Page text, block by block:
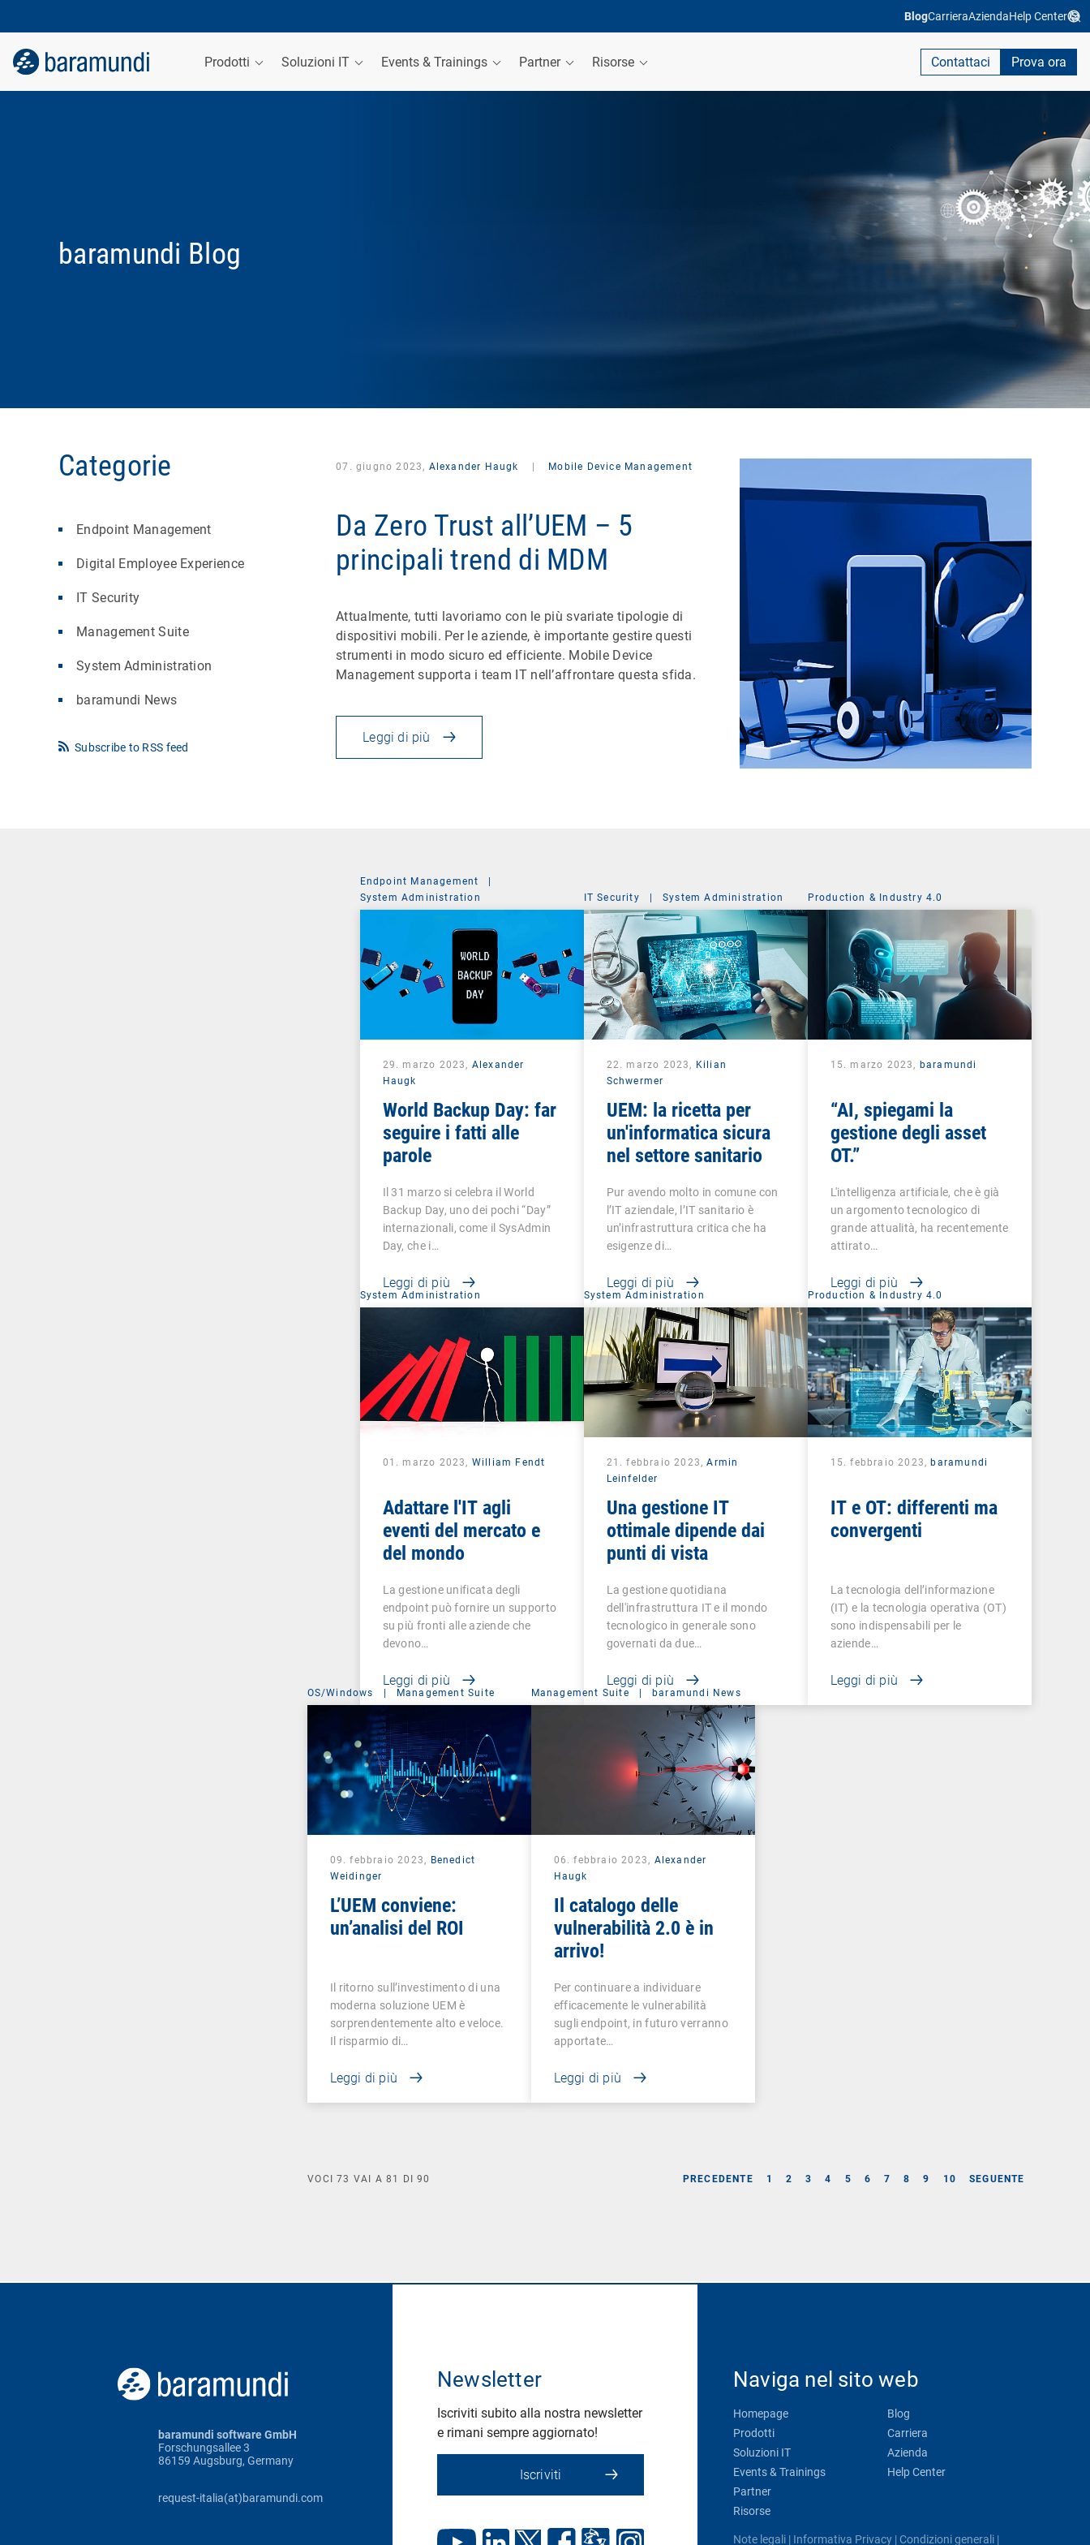
BlogCarrieraAziendaHelp Center
Prodotti Soluzioni IT Events & Trainings Partner Risorse Contattaci Prova ora
baramundi Blog
Categorie
Endpoint Management
Digital Employee Experience
IT Security
Management Suite
System Administration
baramundi News
Subscribe to RSS feed
07. giugno 2023, Alexander Haugk Mobile Device Management
Da Zero Trust all’UEM – 5
principali trend di MDM
Attualmente, tutti lavoriamo con le più svariate tipologie di
dispositivi mobili. Per le aziende, è importante gestire questi
strumenti in modo sicuro ed efficiente. Mobile Device
Management supporta i team IT nell’affrontare questa sfida.
Leggi di più
Endpoint Management
|
System Administration
29. marzo 2023, Alexander
Haugk
World Backup Day: far
seguire i fatti alle
parole
Il 31 marzo si celebra il World
Backup Day, uno dei pochi “Day”
internazionali, come il SysAdmin
Day, che i…
Leggi di più
IT Security | System Administration
22. marzo 2023, Kilian
Schwermer
UEM: la ricetta per
un'informatica sicura
nel settore sanitario
Pur avendo molto in comune con
l’IT aziendale, l’IT sanitario è
un’infrastruttura critica che ha
esigenze di…
Leggi di più
Production & Industry 4.0
15. marzo 2023, baramundi
“AI, spiegami la
gestione degli asset
OT.”
L'intelligenza artificiale, che è già
un argomento tecnologico di
grande attualità, ha recentemente
attirato…
Leggi di più
System Administration
01. marzo 2023, William Fendt
Adattare l'IT agli
eventi del mercato e
del mondo
La gestione unificata degli
endpoint può fornire un supporto
su più fronti alle aziende che
devono…
Leggi di più
System Administration
21. febbraio 2023,Armin
Leinfelder
Una gestione IT
ottimale dipende dai
punti di vista
La gestione quotidiana
dell'infrastruttura IT e il mondo
tecnologico in generale sono
governati da due…
Leggi di più
Production & Industry 4.0
15. febbraio 2023,baramundi
IT e OT: differenti ma
convergenti
La tecnologia dell’informazione
(IT) e la tecnologia operativa (OT)
sono indispensabili per le
aziende…
Leggi di più
OS/Windows | Management Suite
09. febbraio 2023, Benedict
Weidinger
L’UEM conviene:
un’analisi del ROI
Il ritorno sull’investimento di una
moderna soluzione UEM è
sorprendentemente alto e veloce.
Il risparmio di…
Leggi di più
Management Suite | baramundi News
06. febbraio 2023, Alexander
Haugk
Il catalogo delle
vulnerabilità 2.0 è in
arrivo!
Per continuare a individuare
efficacemente le vulnerabilità
sugli endpoint, in futuro verranno
apportate…
Leggi di più
PRECEDENTE 1 2 3 4 5 6 7 8 9 10 SEGUENTE
VOCI73 VAI A 81 DI90
baramundi software GmbH
Forschungsallee 3
86159 Augsburg, Germany
request-italia(at)baramundi.com
Newsletter
Iscriviti subito alla nostra newsletter
e rimani sempre aggiornato!
Iscriviti
Naviga nel sito web
Homepage
Prodotti
Soluzioni IT
Events & Trainings
Partner
Risorse
Blog
Carriera
Azienda
Help Center
Note legali| Informativa Privacy| Condizioni generali|